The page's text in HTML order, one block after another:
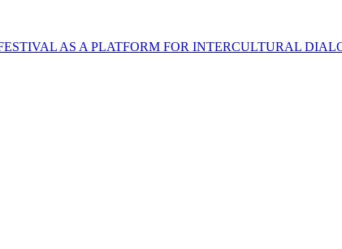
AS A PLATFORM FOR INTERCULTURAL